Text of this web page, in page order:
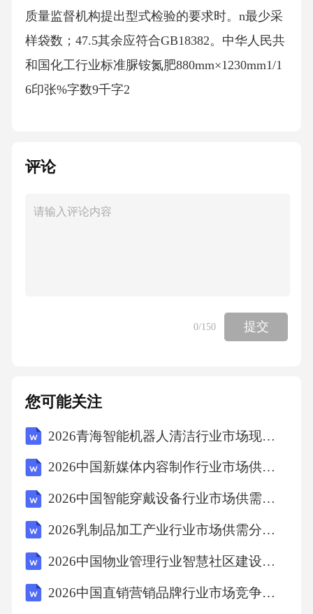
质量监督机构提出型式检验的要求时。n最少采
样袋数；47.5其余应符合GB18382。中华人民共
和国化工行业标准脲铵氮肥880mm×1230mm1/1
6印张%字数9千字2
评论
0/150 提交
您可能关注
2026青海智能机器人清洁行业市场现状供需分析及投资评估规划分析研究报告
2026中国新媒体内容制作行业市场供需分析及投资评估规划分析研究报告
2026中国智能穿戴设备行业市场供需关系分析与发展趋势测量研究报告
2026乳制品加工产业行业市场供需分析及投资评估规划分析研究报告
2026中国物业管理行业智慧社区建设发展评估规划报告
2026中国直销营销品牌行业市场竞争分析及营销模式与消费者信任建立探讨报告